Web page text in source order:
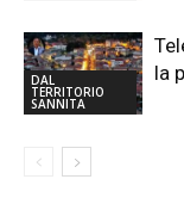
DAL
TERRITORIO
SANNITA
la